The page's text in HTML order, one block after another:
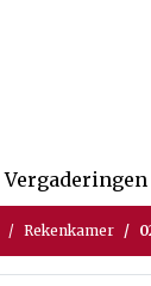
Vergaderingen
Rekenkamer